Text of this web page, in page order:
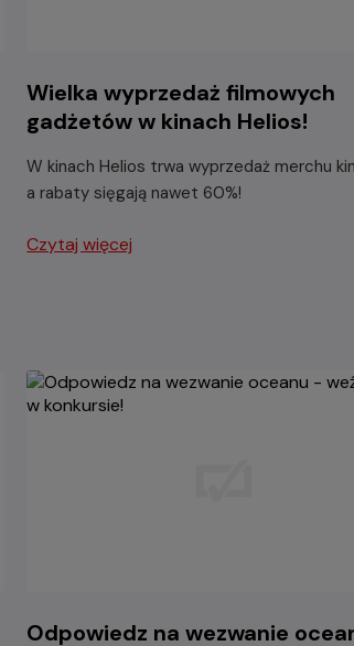
Wielka wyprzedaż filmowych
gadżetów w kinach Helios!
W kinach Helios trwa wyprzedaż merchu
a rabaty sięgają nawet 60%!
Czytaj więcej
Odpowiedz na wezwanie